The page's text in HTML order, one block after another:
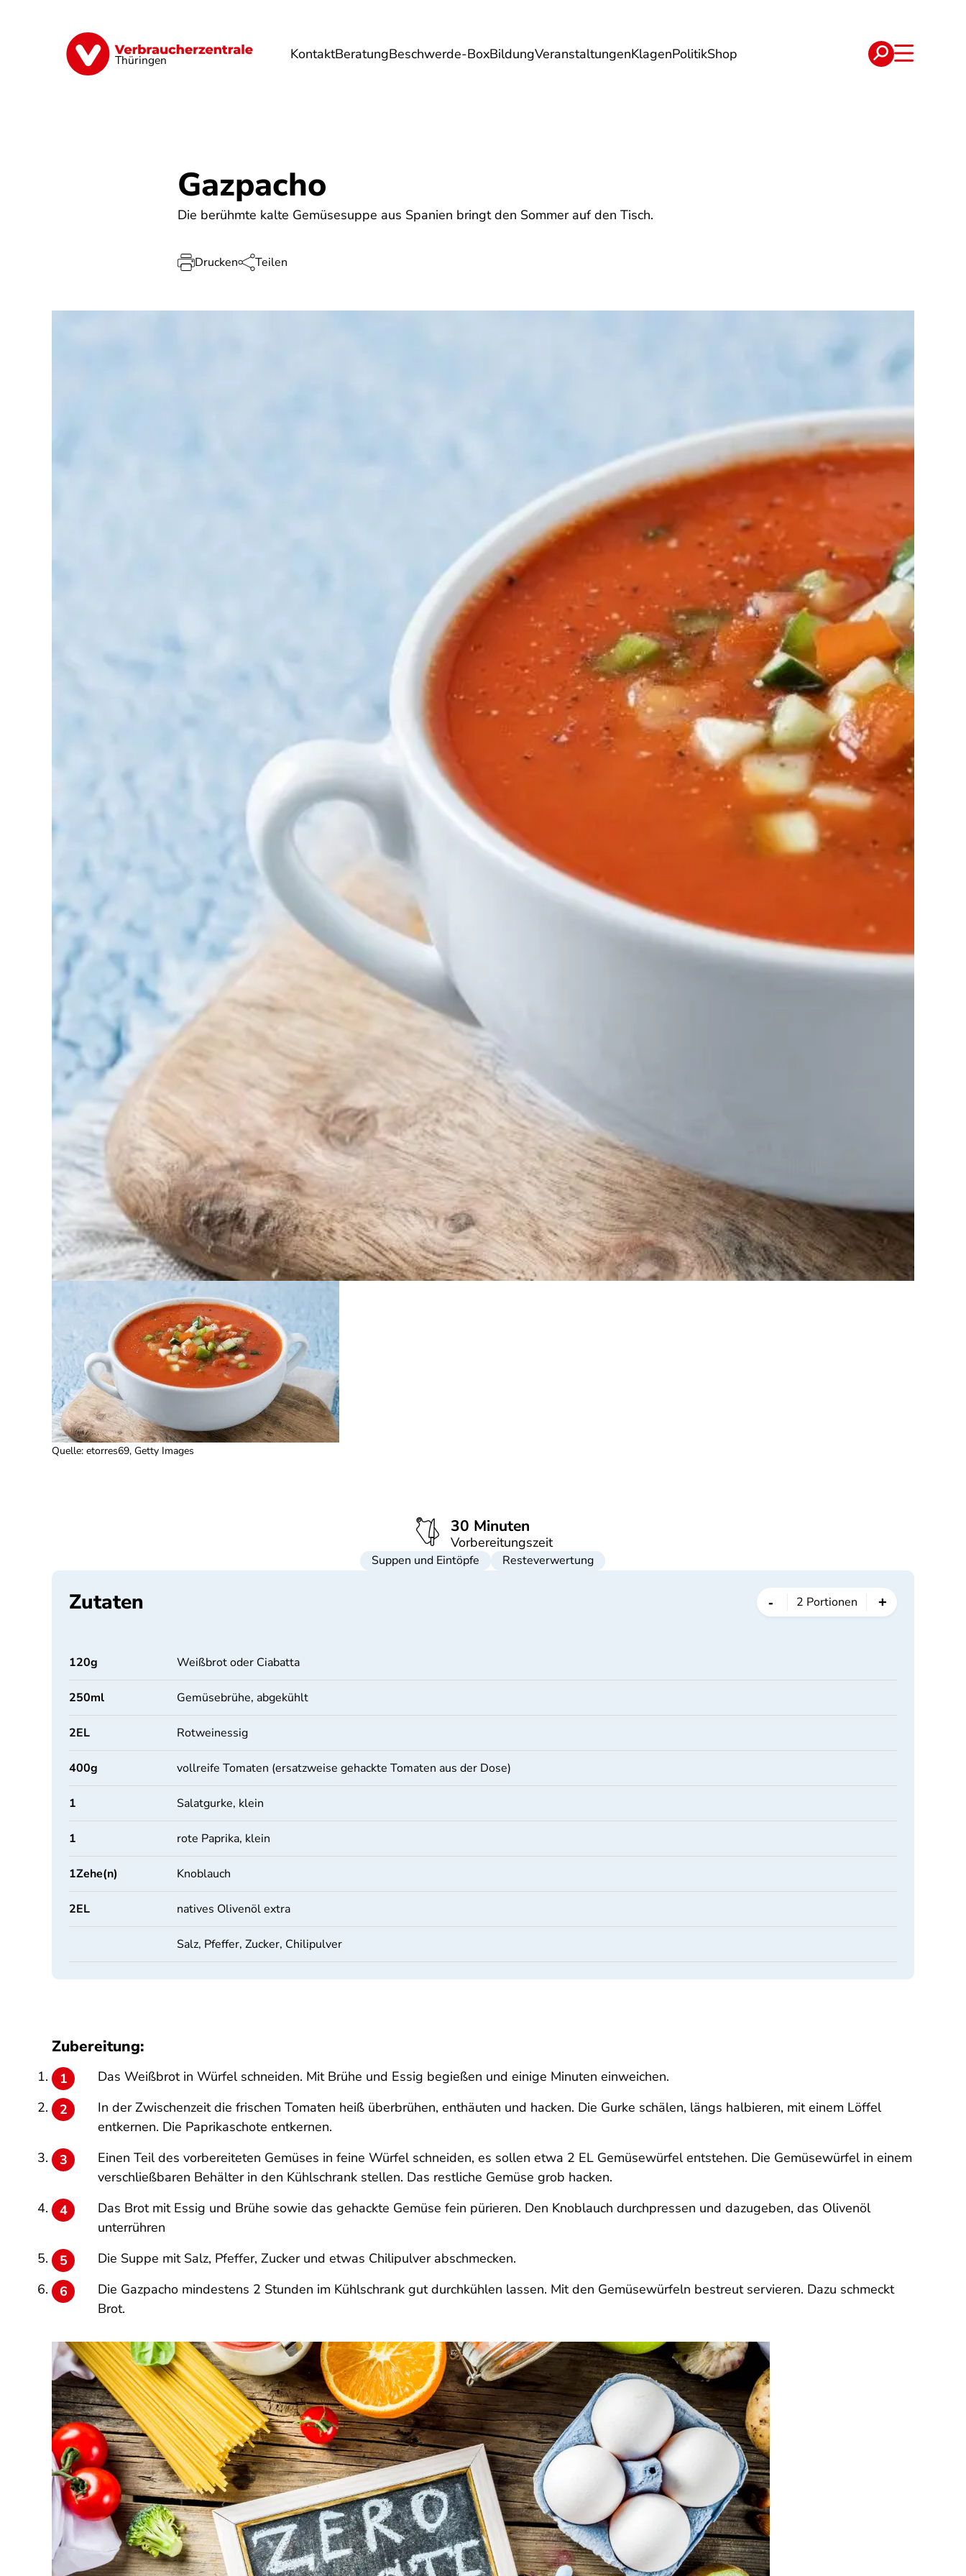
Thüringen KontaktBeratungBeschwerde-BoxBildungVeranstaltungenKlagenPolitikShop
Finanzen Digitales Lebensmittel Umwelt Gesundheit Energie Reise Verträge
Gazpacho
Die berühmte kalte Gemüsesuppe aus Spanien bringt den Sommer auf den Tisch.
Drucken Teilen
Quelle: etorres69, Getty Images
30 Minuten
Vorbereitungszeit
Suppen und Eintöpfe Resteverwertung
Zutaten - 2 Portionen +
120g Weißbrot oder Ciabatta
250ml Gemüsebrühe, abgekühlt
2EL Rotweinessig
400g vollreife Tomaten (ersatzweise gehackte Tomaten aus der Dose)
1 Salatgurke, klein
1 rote Paprika, klein
1Zehe(n) Knoblauch
2EL natives Olivenöl extra
Salz, Pfeffer, Zucker, Chilipulver
Zubereitung:
Das Weißbrot in Würfel schneiden. Mit Brühe und Essig begießen und einige Minuten einweichen.
In der Zwischenzeit die frischen Tomaten heiß überbrühen, enthäuten und hacken. Die Gurke schälen, längs halbieren, mit einem Löffel
entkernen. Die Paprikaschote entkernen.
Einen Teil des vorbereiteten Gemüses in feine Würfel schneiden, es sollen etwa 2 EL Gemüsewürfel entstehen. Die Gemüsewürfel in einem
verschließbaren Behälter in den Kühlschrank stellen. Das restliche Gemüse grob hacken.
Das Brot mit Essig und Brühe sowie das gehackte Gemüse fein pürieren. Den Knoblauch durchpressen und dazugeben, das Olivenöl
unterrühren
Die Suppe mit Salz, Pfeffer, Zucker und etwas Chilipulver abschmecken.
Die Gazpacho mindestens 2 Stunden im Kühlschrank gut durchkühlen lassen. Mit den Gemüsewürfeln bestreut servieren. Dazu schmeckt
Brot.